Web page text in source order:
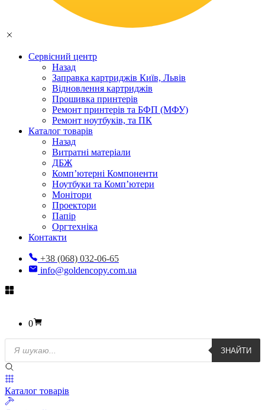
Сервісний центр
Назад
Заправка картриджів Київ, Львів
Відновлення картриджів
Прошивка принтерів
Ремонт принтерів та БФП (МФУ)
Ремонт ноутбуків, та ПК
Каталог товарів
Назад
Витратні матеріали
ДБЖ
Комп’ютерні Компоненти
Ноутбуки та Комп’ютери
Монітори
Проектори
Папір
Оргтехніка
Контакти
+38 (068) 032-06-65
info@goldencopy.com.ua
0
Пошук
товарів
ЗНАЙТИ
Каталог товарів